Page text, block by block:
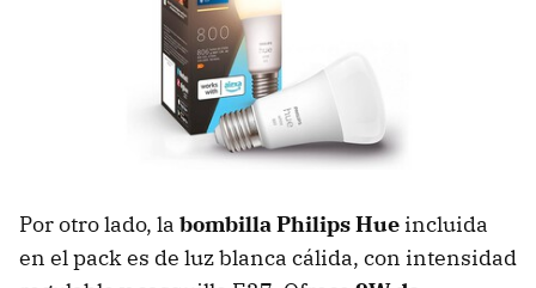
Por otro lado, la bombilla Philips Hue incluida
en el pack es de luz blanca cálida, con intensidad